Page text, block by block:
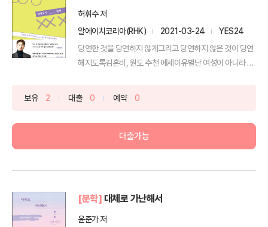
허휘수 저
알에이치코리아(RHK)
2021-03-24
YES24
당연한 것을 당연하지 않게그리고 당연하지 않은 것이 당연
해지도록김혼비, 원도 추천 에세이유별난 여성이 아니라 온
보유 2 대출 0 예약 0
대출가능
[문학] 대체로 가난해서
윤준가 저